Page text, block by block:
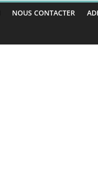
NOUS CONTACTER